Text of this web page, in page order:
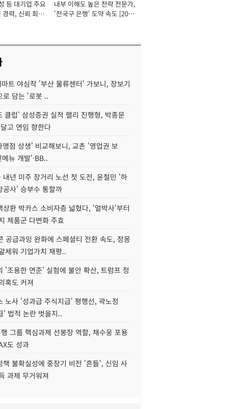
등 대기업 주요
경력, 신뢰 회복
내부 이해도 높은 전략 전문가,
'전국구 은행' 도약 속도 [2026
트 야심작 '부산 물류센터' 가보니, 장보기
로 담는 '로봇 ..
클럽' 삼성증권 실적 랠리 진행형, 박종문
고 연임 향한다
점 상생' 비교해보니, 교촌 '영업권 보
뉴 개발'·BB..
내년 미주 장거리 노선 첫 도전, 윤철민 '하
공사' 승부수 통할까
상환 박카스 소비자층 넓혔다, '얼박사'부터
제품군 다변화 주효
공급과잉 완화에 스페셜티 전환 속도, 정몽
세워 기업가치 재평..
'조용한 연준' 실험에 불안 확산, 트럼프 정
혹도 커져
노사 '성과급 주식지급' 평행선, 곽노정
' 법적 논란 벗을지..
그룹 핵심과제 선봉장 역할, 채수웅 포용
도 성과
책 불확실성에 중장기 비전 '흔들', 신임 사
과제 무거워져